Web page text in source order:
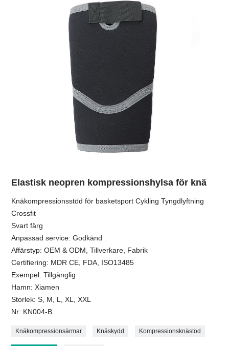
Elastisk neopren kompressionshylsa för knä
Knäkompressionsstöd för basketsport Cykling Tyngdlyftning
Crossfit
Svart färg
Anpassad service: Godkänd
Affärstyp: OEM & ODM, Tillverkare, Fabrik
Certifiering: MDR CE, FDA, ISO13485
Exempel: Tillgänglig
Hamn: Xiamen
Storlek: S, M, L, XL, XXL
Nr: KN004-B
Knäkompressionsärmar Knäskydd Kompressionsknästöd